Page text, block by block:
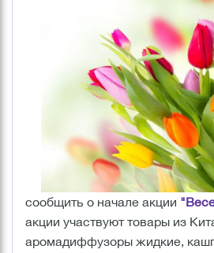
сообщить о начале акции
акции участвуют товары из
аромадиффузоры жидкие,